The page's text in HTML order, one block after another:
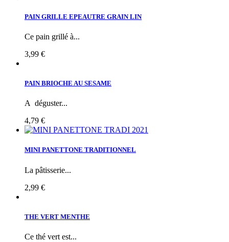
PAIN GRILLE EPEAUTRE GRAIN LIN
Ce pain grillé à...
3,99 €
PAIN BRIOCHE AU SESAME
A déguster...
4,79 €
MINI PANETTONE TRADITIONNEL
La pâtisserie...
2,99 €
THE VERT MENTHE
Ce thé vert est...